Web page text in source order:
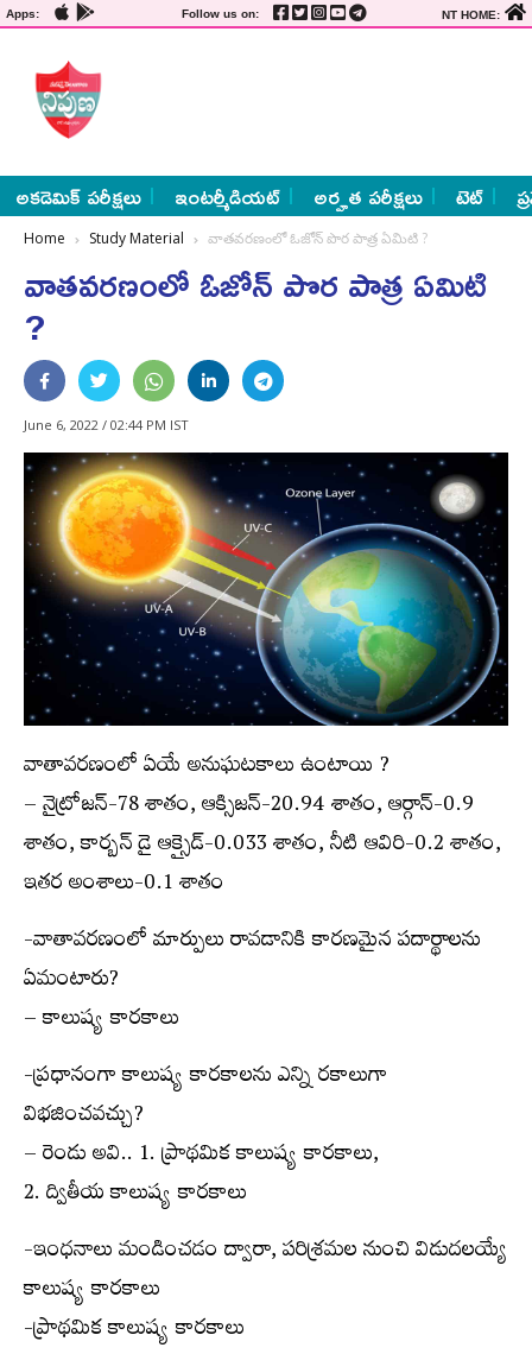
Apps: Follow us on: NT HOME:
అకడెమిక్ పరీక్షలు ఇంటర్మీడియట్ అర్హత పరీక్షలు టెట్
Home Study Material వాతవరణంలో ఓజోన్ పొర పాత్ర ఏమిటి ?
వాతవరణంలో ఓజోన్ పొర పాత్ర ఏమిటి
?
June 6, 2022 / 02:44 PM IST
వాతావరణంలో ఏయే అనుఘటకాలు ఉంటాయి ?
– నైట్రోజన్-78 శాతం, ఆక్సిజన్-20.94 శాతం, ఆర్గాన్-0.9
శాతం, కార్బన్ డై ఆక్సైడ్-0.033 శాతం, నీటి ఆవిరి-0.2 శాతం,
ఇతర అంశాలు-0.1 శాతం
-వాతావరణంలో మార్పులు రావడానికి కారణమైన పదార్థాలను
ఏమంటారు?
– కాలుష్య కారకాలు
-ప్రధానంగా కాలుష్య కారకాలను ఎన్ని రకాలుగా
విభజించవచ్చు?
– రెండు అవి.. 1. ప్రాథమిక కాలుష్య కారకాలు,
2. ద్వితీయ కాలుష్య కారకాలు
-ఇంధనాలు మండించడం ద్వారా, పరిశ్రమల నుంచి విడుదలయ్యే
కాలుష్య కారకాలు
-ప్రాథమిక కాలుష్య కారకాలు